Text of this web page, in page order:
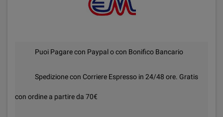
Puoi Pagare con Paypal o con Bonifico Bancario
Spedizione con Corriere Espresso in 24/48 ore. Gratis
con ordine a partire da 70€